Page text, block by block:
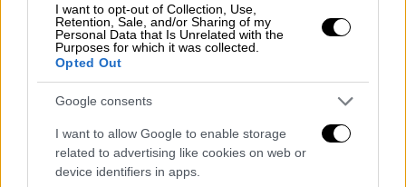
I want to opt-out of Collection, Use,
Retention, Sale, and/or Sharing of my
Personal Data that Is Unrelated with the
Purposes for which it was collected.
Opted Out
Google consents
I want to allow Google to enable storage
related to advertising like cookies on web or
device identifiers in apps.
Ελλάδα|25.06.2025 22:36
Πειθαρχική έρευνα από την ΕΛΑΣ για
την προσαγωγή γυναίκας από την
Κυψέλη - Τι κατήγγειλε ο σύζυγός της
Πολίτες συγκεντρώθηκαν έξω από το
αστυνομικό τμήμα και ζητούσαν να αφεθεί